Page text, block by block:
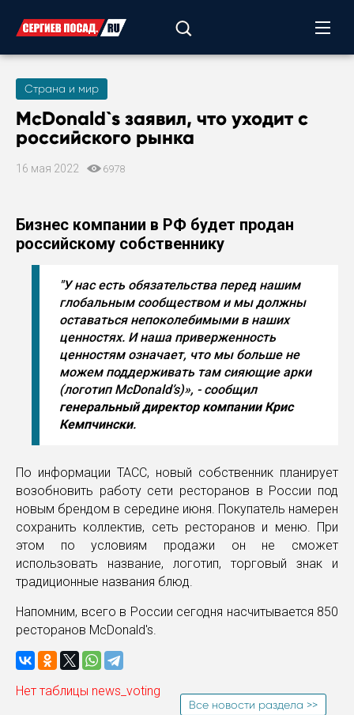
Страна и мир
McDonald`s заявил, что уходит с
российского рынка
16 мая 2022 6978
Бизнес компании в РФ будет продан
российскому собственнику
"У нас есть обязательства перед нашим
глобальным сообществом и мы должны
оставаться непоколебимыми в наших
ценностях. И наша приверженность
ценностям означает, что мы больше не
можем поддерживать там сияющие арки
(логотип McDonald’s)», - сообщил
генеральный директор компании Крис
Кемпчински.
По информации ТАСС, новый собственник планирует
возобновить работу сети ресторанов в России под
новым брендом в середине июня. Покупатель намерен
сохранить коллектив, сеть ресторанов и меню. При
этом по условиям продажи он не сможет
использовать название, логотип, торговый знак и
традиционные названия блюд.
Напомним, всего в России сегодня насчитывается 850
ресторанов McDonald's.
Нет таблицы news_voting
Все новости раздела >>